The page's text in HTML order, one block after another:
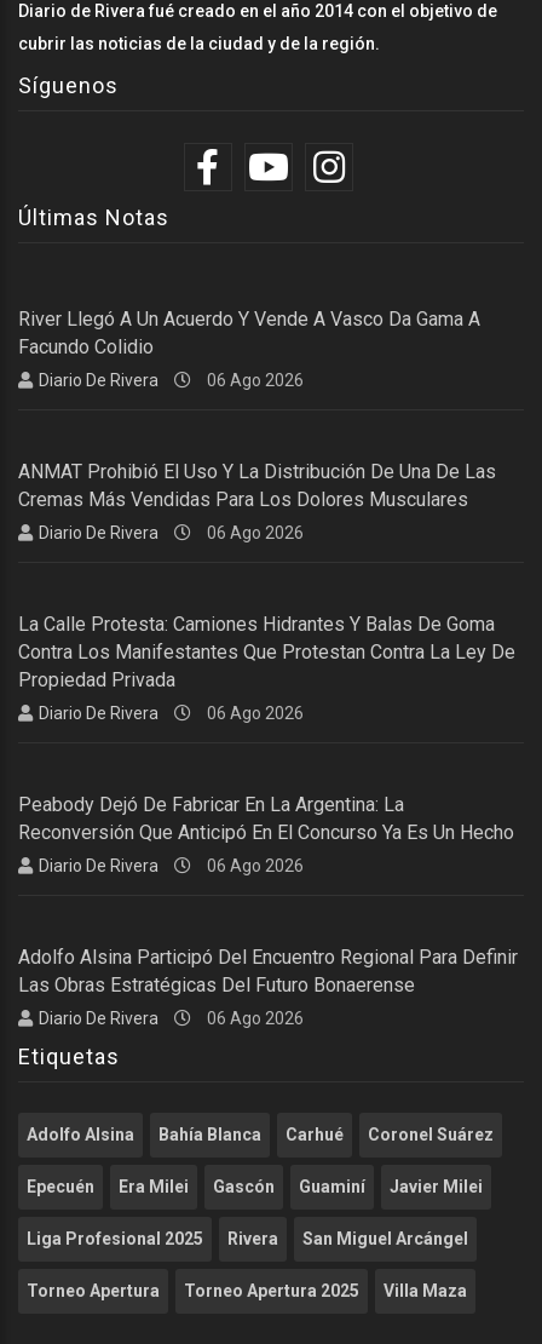
Diario de Rivera fué creado en el año 2014 con el objetivo de
cubrir las noticias de la ciudad y de la región.
Síguenos
Últimas Notas
River Llegó A Un Acuerdo Y Vende A Vasco Da Gama A
Facundo Colidio
Diario De Rivera 06 Ago 2026
ANMAT Prohibió El Uso Y La Distribución De Una De Las
Cremas Más Vendidas Para Los Dolores Musculares
Diario De Rivera 06 Ago 2026
La Calle Protesta: Camiones Hidrantes Y Balas De Goma
Contra Los Manifestantes Que Protestan Contra La Ley De
Propiedad Privada
Diario De Rivera 06 Ago 2026
Peabody Dejó De Fabricar En La Argentina: La
Reconversión Que Anticipó En El Concurso Ya Es Un Hecho
Diario De Rivera 06 Ago 2026
Adolfo Alsina Participó Del Encuentro Regional Para Definir
Las Obras Estratégicas Del Futuro Bonaerense
Diario De Rivera 06 Ago 2026
Etiquetas
Adolfo Alsina Bahía Blanca Carhué Coronel Suárez
Epecuén Era Milei Gascón Guaminí Javier Milei
Liga Profesional 2025 Rivera San Miguel Arcángel
Torneo Apertura Torneo Apertura 2025 Villa Maza